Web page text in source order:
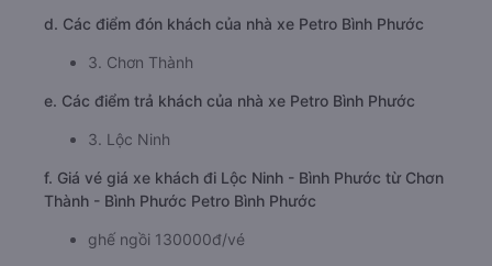
d. Các điểm đón khách của nhà xe Petro Bình Phước
3. Chơn Thành
e. Các điểm trả khách của nhà xe Petro Bình Phước
3. Lộc Ninh
f. Giá vé giá xe khách đi Lộc Ninh - Bình Phước từ Chơn
Thành - Bình Phước Petro Bình Phước
ghế ngồi 130000đ/vé